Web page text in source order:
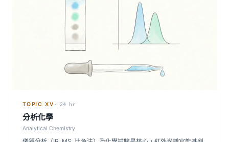
TOPIC XV · 24 hr
分析化學
Analytical Chemistry